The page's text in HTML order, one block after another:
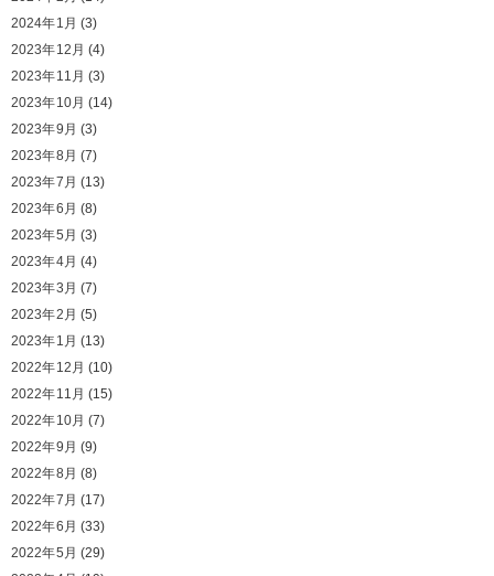
2024年1月 (3)
2023年12月 (4)
2023年11月 (3)
2023年10月 (14)
2023年9月 (3)
2023年8月 (7)
2023年7月 (13)
2023年6月 (8)
2023年5月 (3)
2023年4月 (4)
2023年3月 (7)
2023年2月 (5)
2023年1月 (13)
2022年12月 (10)
2022年11月 (15)
2022年10月 (7)
2022年9月 (9)
2022年8月 (8)
2022年7月 (17)
2022年6月 (33)
2022年5月 (29)